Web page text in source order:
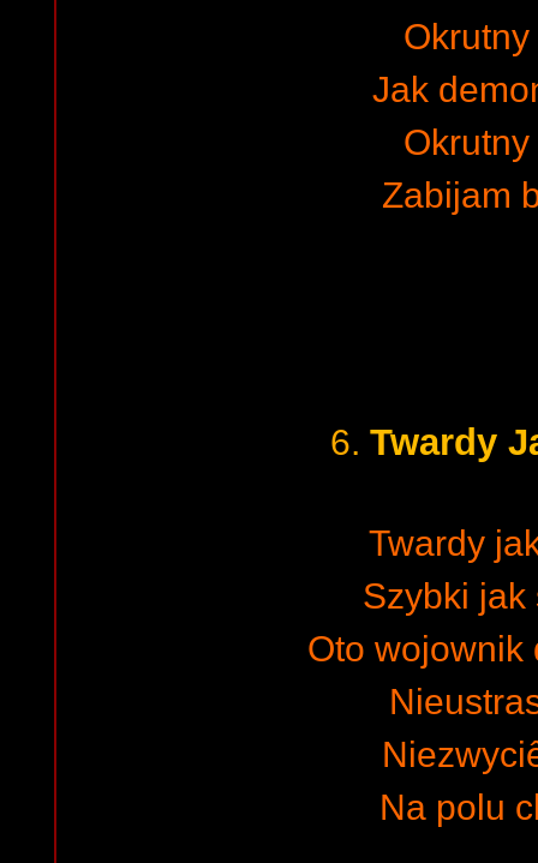
Okrutny
Jak
Okrutny
Zabijam
6. Twardy
Twardy
Szybki jak
Oto wojownik
Na polu